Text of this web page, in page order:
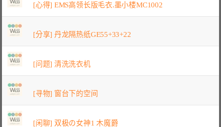
[心得] EMS高领长版毛衣.墨小楼MC1002
[分享] 丹龙隔热纸GE55+33+22
[问题] 清洗洗衣机
[寻物] 窗台下的空间
[闲聊] 双极の女神1 木魔爵